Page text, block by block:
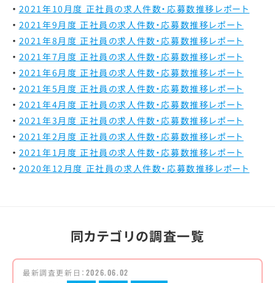
2021年10月度 正社員の求人件数・応募数推移レポート
2021年9月度 正社員の求人件数・応募数推移レポート
2021年8月度 正社員の求人件数・応募数推移レポート
2021年7月度 正社員の求人件数・応募数推移レポート
2021年6月度 正社員の求人件数・応募数推移レポート
2021年5月度 正社員の求人件数・応募数推移レポート
2021年4月度 正社員の求人件数・応募数推移レポート
2021年3月度 正社員の求人件数・応募数推移レポート
2021年2月度 正社員の求人件数・応募数推移レポート
2021年1月度 正社員の求人件数・応募数推移レポート
2020年12月度 正社員の求人件数・応募数推移レポート
同カテゴリの調査一覧
最新調査更新日： 2026.06.02